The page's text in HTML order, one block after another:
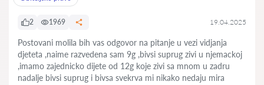
2 1969 19.04.2025
Postovani molila bih vas odgovor na pitanje u vezi vidjanja
djeteta ,naime razvedena sam 9g ,bivsi suprug zivi u njemackoj
,imamo zajednicko dijete od 12g koje zivi sa mnom u zadru
nadalje bivsi suprug i bivsa svekrva mi nikako nedaju mira